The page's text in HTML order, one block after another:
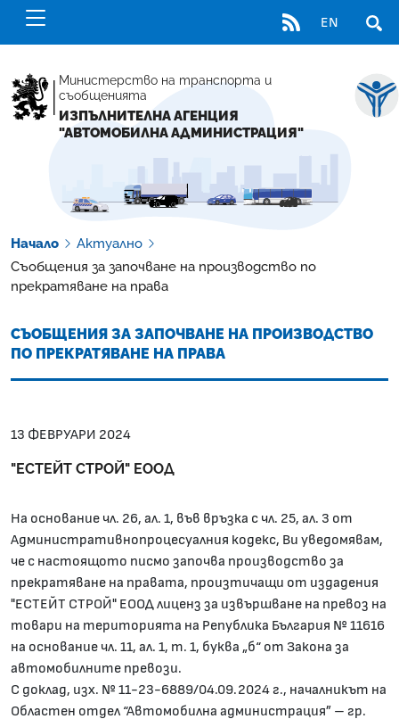
RSS EN
Министерство на транспорта и
съобщенията
ИЗПЪЛНИТЕЛНА АГЕНЦИЯ
"АВТОМОБИЛНА АДМИНИСТРАЦИЯ"
Начало
Актуално
Съобщения за започване на производство по
прекратяване на права
СЪОБЩЕНИЯ ЗА ЗАПОЧВАНЕ НА ПРОИЗВОДСТВО
ПО ПРЕКРАТЯВАНЕ НА ПРАВА
13 ФЕВРУАРИ 2024
"ЕСТЕЙТ СТРОЙ" ЕООД
На основание чл. 26, ал. 1, във връзка с чл. 25, ал. 3 от
Административнопроцесуалния кодекс, Ви уведомявам,
че с настоящото писмо започва производство за
прекратяване на правата, произтичащи от издадения
"ЕСТЕЙТ СТРОЙ" ЕООД лиценз за извършване на превоз на
товари на територията на Република България № 11616
на основание чл. 11, aл. 1, т. 1, буква „б“ от Закона за
автомобилните превози.
С доклад, изх. № 11-23-6889/04.09.2024 г., началникът на
Областен отдел “Автомобилна администрация” – гр.